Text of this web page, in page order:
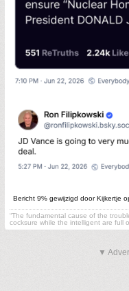
Bericht 9% gewijzigd door Kijkertje
“The fundamental cause of the
cocksure while the intelligent are full
▼